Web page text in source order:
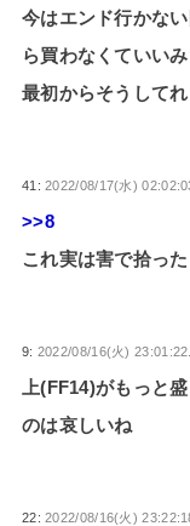
今はエンド行かな
ら買わなくていい
最初からそうして
41:2022/08/17(水)
>>8
これ実は害で拾っ
9: 2022/08/16(火)
上(FF14)がもっと
のは哀しいね
22:2022/08/16(火)